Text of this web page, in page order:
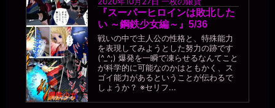
『スーパーヒロインは敗北した
い ～鋼鉄少女編～』5/36
戦いの中で主人公の性格と、特殊能力
を表現してみようとした努力の跡です
(^_^;) 爆発を一瞬で凍らせるなんてこと
が科学的に可能なのかはともかく、ス
ゴイ能力があるということが伝わるで
しょうか？ ※セリフ...
マゾ肉便器美紀から公衆便女美紀にジョブチェンジだな。
miiki0119
2026年7月18日 - 21:51
ああ。。そんな。。
一枚の銀貨
2026年7月18日 - 21:55
おっと、そろそろ夕飯だ。俺は落ちるが、オナニーするなら報告し
ろよ(⌒▽⌒)